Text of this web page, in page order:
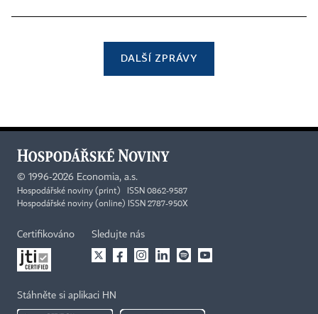
DALŠÍ ZPRÁVY
© 1996-2026 Economia, a.s.
Hospodářské noviny (print) ISSN 0862-9587
Hospodářské noviny (online) ISSN 2787-950X
Certifikováno Sledujte nás
Stáhněte si aplikaci HN